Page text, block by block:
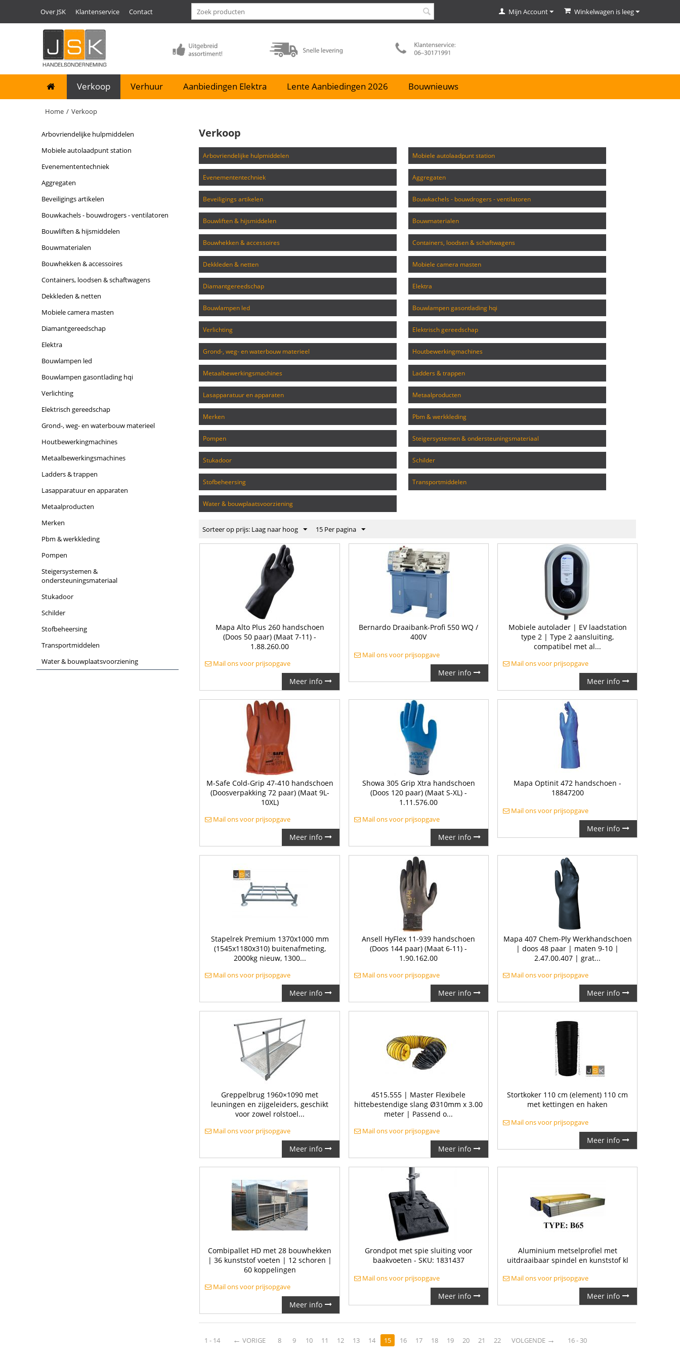
Over JSK Klantenservice Contact Winkelwagen is leeg
Mijn Account
Verkoop Verhuur Aanbiedingen Elektra Lente Aanbiedingen 2026 Bouwnieuws
Home / Verkoop
arbovriendelijke hulpmiddelen
mobiele autolaadpunt station
evenemententechniek
aggregaten
beveiligings artikelen
bouwkachels - bouwdrogers - ventilatoren
bouwliften & hijsmiddelen
bouwmaterialen
bouwhekken & accessoires
containers, loodsen & schaftwagens
dekkleden & netten
mobiele camera masten
diamantgereedschap
elektra
bouwlampen led
bouwlampen gasontlading hqi
verlichting
elektrisch gereedschap
grond-, weg- en waterbouw materieel
houtbewerkingmachines
metaalbewerkingsmachines
ladders & trappen
lasapparatuur en apparaten
metaalproducten
merken
pbm & werkkleding
pompen
steigersystemen &
ondersteuningsmateriaal
stukadoor
schilder
stofbeheersing
transportmiddelen
water & bouwplaatsvoorziening
Verkoop
arbovriendelijke hulpmiddelen mobiele autolaadpunt station
evenemententechniek aggregaten
beveiligings artikelen bouwkachels - bouwdrogers - ventilatoren
bouwliften & hijsmiddelen bouwmaterialen
bouwhekken & accessoires containers, loodsen & schaftwagens
dekkleden & netten mobiele camera masten
diamantgereedschap elektra
bouwlampen led bouwlampen gasontlading hqi
verlichting elektrisch gereedschap
grond-, weg- en waterbouw materieel houtbewerkingmachines
metaalbewerkingsmachines ladders & trappen
lasapparatuur en apparaten metaalproducten
merken pbm & werkkleding
pompen steigersystemen & ondersteuningsmateriaal
stukadoor schilder
stofbeheersing transportmiddelen
water & bouwplaatsvoorziening
Sorteer op prijs: Laag naar hoog 15 Per pagina
Mapa Alto Plus 260 handschoen
(Doos 50 paar) (Maat 7-11) -
1.88.260.00
Mail ons voor prijsopgave
Meer info
Bernardo Draaibank-Profi 550 WQ /
400V
Mail ons voor prijsopgave
Meer info
Mobiele autolader | EV laadstation
type 2 | Type 2 aansluiting,
compatibel met al...
Mail ons voor prijsopgave
Meer info
M-Safe Cold-Grip 47-410 handschoen
(Doosverpakking 72 paar) (Maat 9L-
10XL)
Mail ons voor prijsopgave
Meer info
Showa 305 Grip Xtra handschoen
(Doos 120 paar) (Maat S-XL) -
1.11.576.00
Mail ons voor prijsopgave
Meer info
Mapa Optinit 472 handschoen -
18847200
Mail ons voor prijsopgave
Meer info
Stapelrek Premium 1370x1000 mm
(1545x1180x310) buitenafmeting,
2000kg nieuw, 1300...
Mail ons voor prijsopgave
Meer info
Ansell HyFlex 11-939 handschoen
(Doos 144 paar) (Maat 6-11) -
1.90.162.00
Mail ons voor prijsopgave
Meer info
Mapa 407 Chem-Ply Werkhandschoen
| doos 48 paar | maten 9-10 |
2.47.00.407 | grat...
Mail ons voor prijsopgave
Meer info
Greppelbrug 1960×1090 met
leuningen en zijgeleiders, geschikt
voor zowel rolstoel...
Mail ons voor prijsopgave
Meer info
4515.555 | Master Flexibele
hittebestendige slang Ø310mm x 3.00
meter | Passend o...
Mail ons voor prijsopgave
Meer info
Stortkoker 110 cm (element) 110 cm
met kettingen en haken
Mail ons voor prijsopgave
Meer info
Combipallet HD met 28 bouwhekken
| 36 kunststof voeten | 12 schoren |
60 koppelingen
Mail ons voor prijsopgave
Meer info
Grondpot met spie sluiting voor
baakvoeten - SKU: 1831437
Mail ons voor prijsopgave
Meer info
Aluminium metselprofiel met
uitdraaibaar spindel en kunststof kl
Mail ons voor prijsopgave
Meer info
1 - 14 ← VORIGE 8 9 10 11 12 13 14 15 16 17 18 19 20 21 22 VOLGENDE → 16 - 30